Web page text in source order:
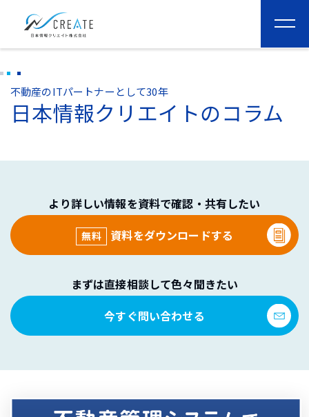
不動産のITパートナーとして30年
日本情報クリエイトのコラム
より詳しい情報を資料で確認・共有したい
無料 資料をダウンロードする
まずは直接相談して色々聞きたい
今すぐ問い合わせる